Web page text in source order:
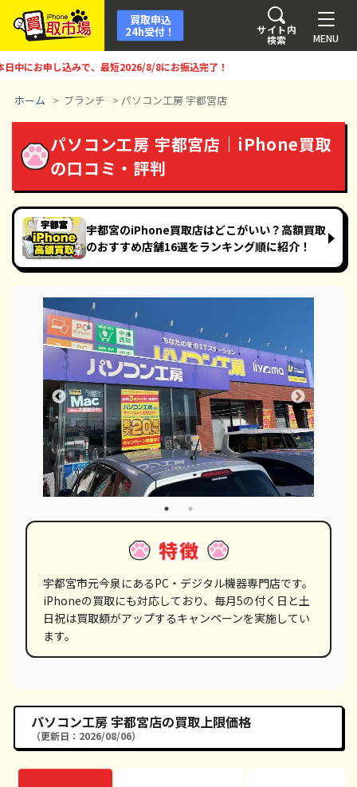
MENU
サイト内
検索
買取申込
24h受付！
お申し込みで、最短2026/8/8にお振込完了！
ホーム > ブランチ > パソコン工房 宇都宮店
パソコン工房 宇都宮店｜iPhone買取
の口コミ・評判
宇都宮のiPhone買取店はどこがいい？高額買取
のおすすめ店舗16選をランキング順に紹介！
宇都宮市元今泉にあるPC・デジタル機器専門店です。
iPhoneの買取にも対応しており、毎月5の付く日と土
日祝は買取額がアップするキャンペーンを実施してい
ます。
パソコン工房 宇都宮店の買取上限価格
（更新日：2026/08/06）